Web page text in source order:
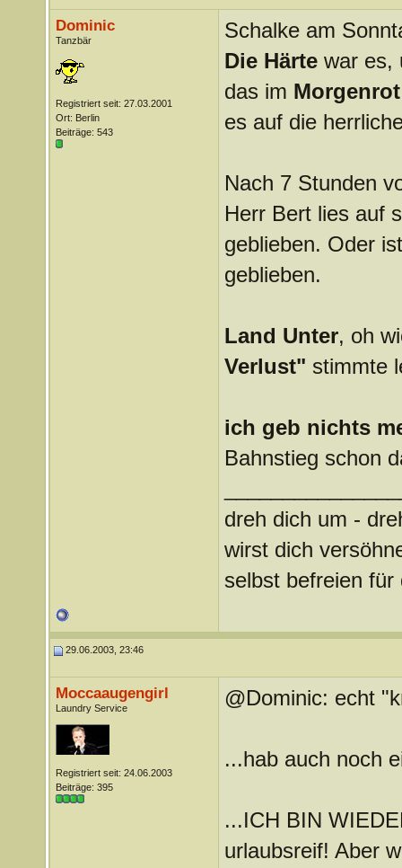
Dominic
Tanzbär
Registriert seit: 27.03.2001
Ort: Berlin
Beiträge: 543
Schalke am
Die Härtewar es,
das im
es auf die
Nach 7 Stunden
Herr Bert lies auf
geblieben. Oder
geblieben.
Land Unter, oh
Verlust" stimmte
ich geb nichts
Bahnstieg schon
dreh dich um -
wirst dich
selbst befreien
29.06.2003, 23:46
Moccaaugengirl
Laundry Service
Registriert seit: 24.06.2003
Beiträge: 395
@Dominic: echt
...hab auch noch
...ICH BIN
urlaubsreif! Aber